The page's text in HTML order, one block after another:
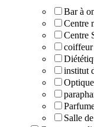
Bar à
Centre
Centre
coiffeur
institut
Salle